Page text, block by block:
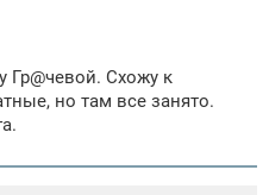
Схожу к
но там все занято.